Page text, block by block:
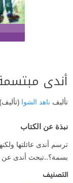
أندى
تأليف ناهد الشوا (تأليف)
نبذة عن الكتاب
ترسم أندى عائلتها
بسمة؟..تبحث أندى عن
التصنيف